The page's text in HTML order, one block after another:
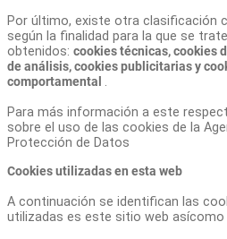
Por último, existe otra clasificación
según la finalidad para la que se
obtenidos: cookies técnicas, cookies
de análisis, cookies publicitarias y
comportamental .
Para más información a este
sobre el uso de las cookies de la
Protección de Datos
Cookies utilizadas en esta web
A continuación se identifican las
utilizadas es este sitio web